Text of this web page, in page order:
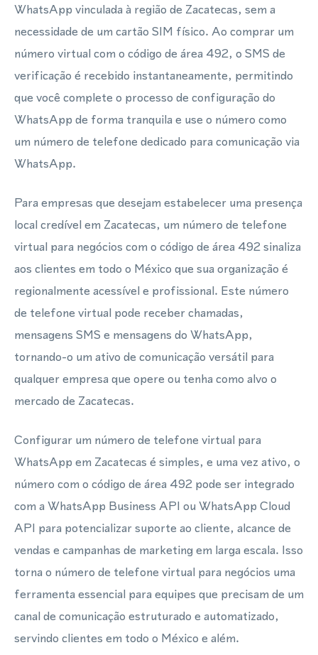
WhatsApp vinculada à região de Zacatecas, sem a
necessidade de um cartão SIM físico. Ao comprar um
número virtual com o código de área 492, o SMS de
verificação é recebido instantaneamente, permitindo
que você complete o processo de configuração do
WhatsApp de forma tranquila e use o número como
um número de telefone dedicado para comunicação via
WhatsApp.
Para empresas que desejam estabelecer uma presença
local credível em Zacatecas, um número de telefone
virtual para negócios com o código de área 492 sinaliza
aos clientes em todo o México que sua organização é
regionalmente acessível e profissional. Este número
de telefone virtual pode receber chamadas,
mensagens SMS e mensagens do WhatsApp,
tornando-o um ativo de comunicação versátil para
qualquer empresa que opere ou tenha como alvo o
mercado de Zacatecas.
Configurar um número de telefone virtual para
WhatsApp em Zacatecas é simples, e uma vez ativo, o
número com o código de área 492 pode ser integrado
com a WhatsApp Business API ou WhatsApp Cloud
API para potencializar suporte ao cliente, alcance de
vendas e campanhas de marketing em larga escala. Isso
torna o número de telefone virtual para negócios uma
ferramenta essencial para equipes que precisam de um
canal de comunicação estruturado e automatizado,
servindo clientes em todo o México e além.